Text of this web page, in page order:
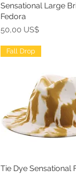
Vista rápida
Sensational Large
Fedora
Precio
50,00 US$
Vista rápida
Fall Drop
Tie Dye Sensational